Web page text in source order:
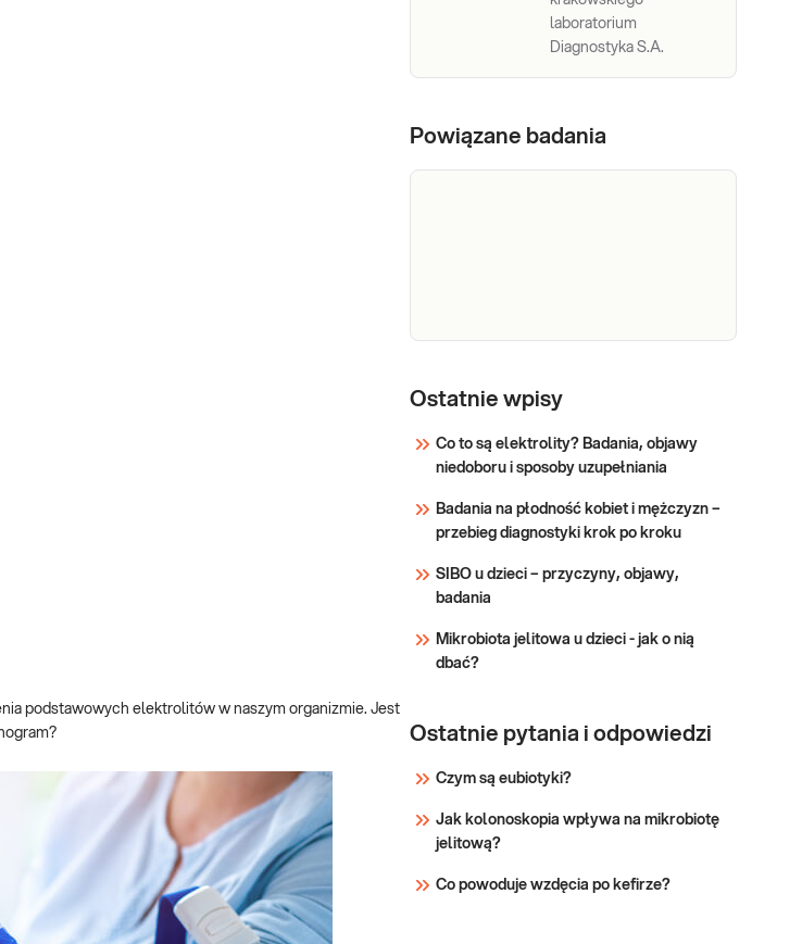
podstawowych elektrolitów w naszym organizmie. Jest
laboratorium
Diagnostyka S.A.
Powiązane badania
(Na, K)
Diagnostyka równowagi
diagnostyka zaburzeń
równowagi kwasowo-
Sprawdź
Ostatnie wpisy
Co to są elektrolity? Badania, objawy
niedoboru i sposoby uzupełniania
Badania na płodność kobiet i mężczyzn –
przebieg diagnostyki krok po kroku
SIBO u dzieci – przyczyny, objawy,
badania
Mikrobiota jelitowa u dzieci - jak o nią
dbać?
Ostatnie pytania i odpowiedzi
Czym są eubiotyki?
Jak kolonoskopia wpływa na mikrobiotę
jelitową?
Co powoduje wzdęcia po kefirze?